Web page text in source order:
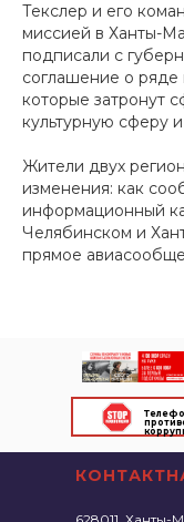
Текслер и его
миссией в Ханты-
подписали с
соглашение о
которые затронут
культурную сферу
Жители двух
изменения: как
информационный
Челябинском и
прямое